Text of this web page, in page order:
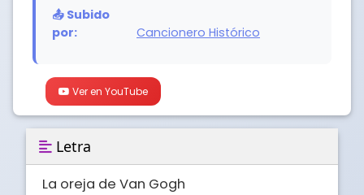
📤 Subido
por:
Cancionero Histórico
Ver en YouTube
Letra
La oreja de Van Gogh